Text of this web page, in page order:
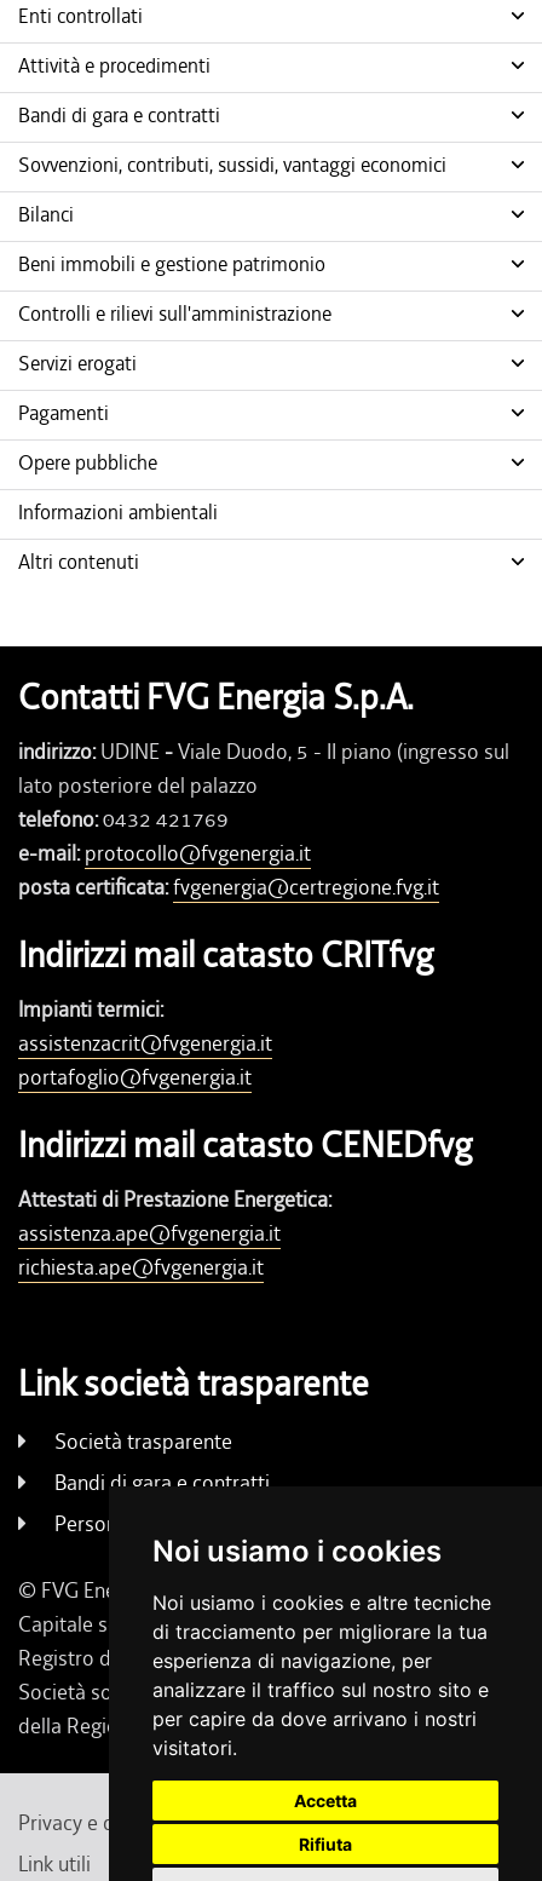
Noi usiamo i cookies
Noi usiamo i cookies e altre tecniche
di tracciamento per migliorare la tua
esperienza di navigazione, per
analizzare il traffico sul nostro sito e
per capire da dove arrivano i nostri
visitatori.
Accetta
Rifiuta
Enti controllati
Attività e procedimenti
Bandi di gara e contratti
Sovvenzioni, contributi, sussidi, vantaggi economici
Bilanci
Beni immobili e gestione patrimonio
Controlli e rilievi sull'amministrazione
Servizi erogati
Pagamenti
Opere pubbliche
Informazioni ambientali
Altri contenuti
Contatti FVG Energia S.p.A.
indirizzo:UDINE -Viale Duodo, 5 - II piano (ingresso sul
lato posteriore del palazzo
telefono:0432 421769
e-mail:protocollo@fvgenergia.it
posta certificata:fvgenergia@certregione.fvg.it
Indirizzi mail catasto CRITfvg
Impianti termici:
assistenzacrit@fvgenergia.it
portafoglio@fvgenergia.it
Indirizzi mail catasto CENEDfvg
Attestati di Prestazione Energetica:
assistenza.ape@fvgenergia.it
richiesta.ape@fvgenergia.it
Link società trasparente
Società trasparente
Bandi di gara e contratti
Persone e uffici
© FVG Energia S.p.A. - Tutti i diritti riservati
Capitale sociale 130.000 € i.v. | Codice Fiscale, Iscrizione
Registro delle Imprese di Udine 02431160304
Società soggetta a direzione e coordinamento da parte
della Regione Friuli Venezia Giulia.
Privacy e cambio preferenze cookie
Note legali
Link utili
Contatti Feedback